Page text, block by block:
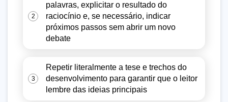
2
palavras, explicitar o resultado do
raciocínio e, se necessário, indicar
próximos passos sem abrir um novo
debate
3
Repetir literalmente a tese e trechos do
desenvolvimento para garantir que o leitor
lembre das ideias principais